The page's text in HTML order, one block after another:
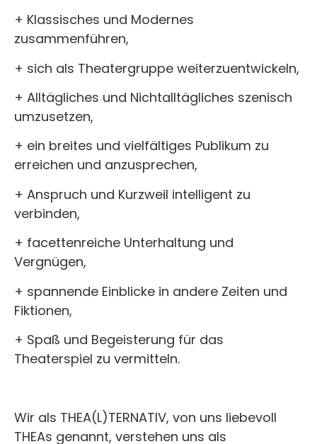
+ Klassisches und Modernes
zusammenführen,
+ sich als Theatergruppe weiterzuentwickeln,
+ Alltägliches und Nichtalltägliches szenisch
umzusetzen,
+ ein breites und vielfältiges Publikum zu
erreichen und anzusprechen,
+ Anspruch und Kurzweil intelligent zu
verbinden,
+ facettenreiche Unterhaltung und
Vergnügen,
+ spannende Einblicke in andere Zeiten und
Fiktionen,
+ Spaß und Begeisterung für das
Theaterspiel zu vermitteln.
Wir als THEA(L)TERNATIV, von uns liebevoll
THEAs genannt, verstehen uns als